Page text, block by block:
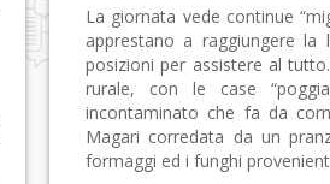
La giornata vede continue
apprestano a raggiungere la
posizioni per assistere al
rurale, con le case
incontaminato che fa da
Magari corredata da un
formaggi ed i funghi